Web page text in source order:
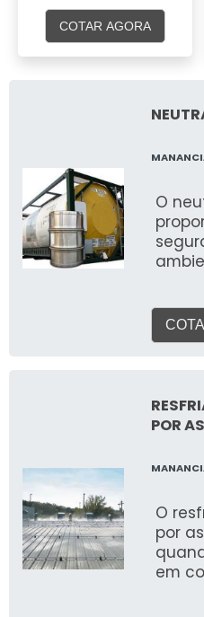
COTAR AGORA
O
ou
sistema O
de
POR
O
por
em